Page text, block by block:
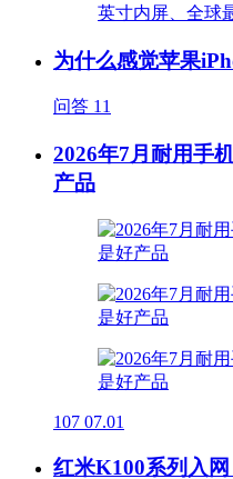
为什么感觉苹果
问答 11
2026年7月耐用手
产品
107 07.01
红米K100系列入网